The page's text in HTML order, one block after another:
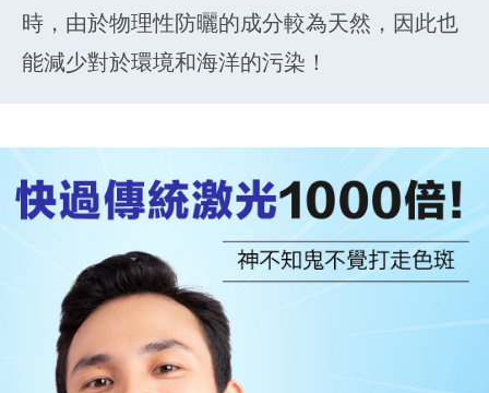
時，由於物理性防曬的成分較為天然，因此也
能減少對於環境和海洋的污染！